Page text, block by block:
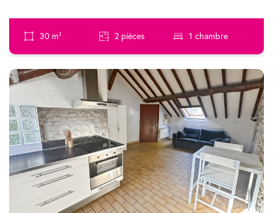
30 m² 2 pièces 1 chambre